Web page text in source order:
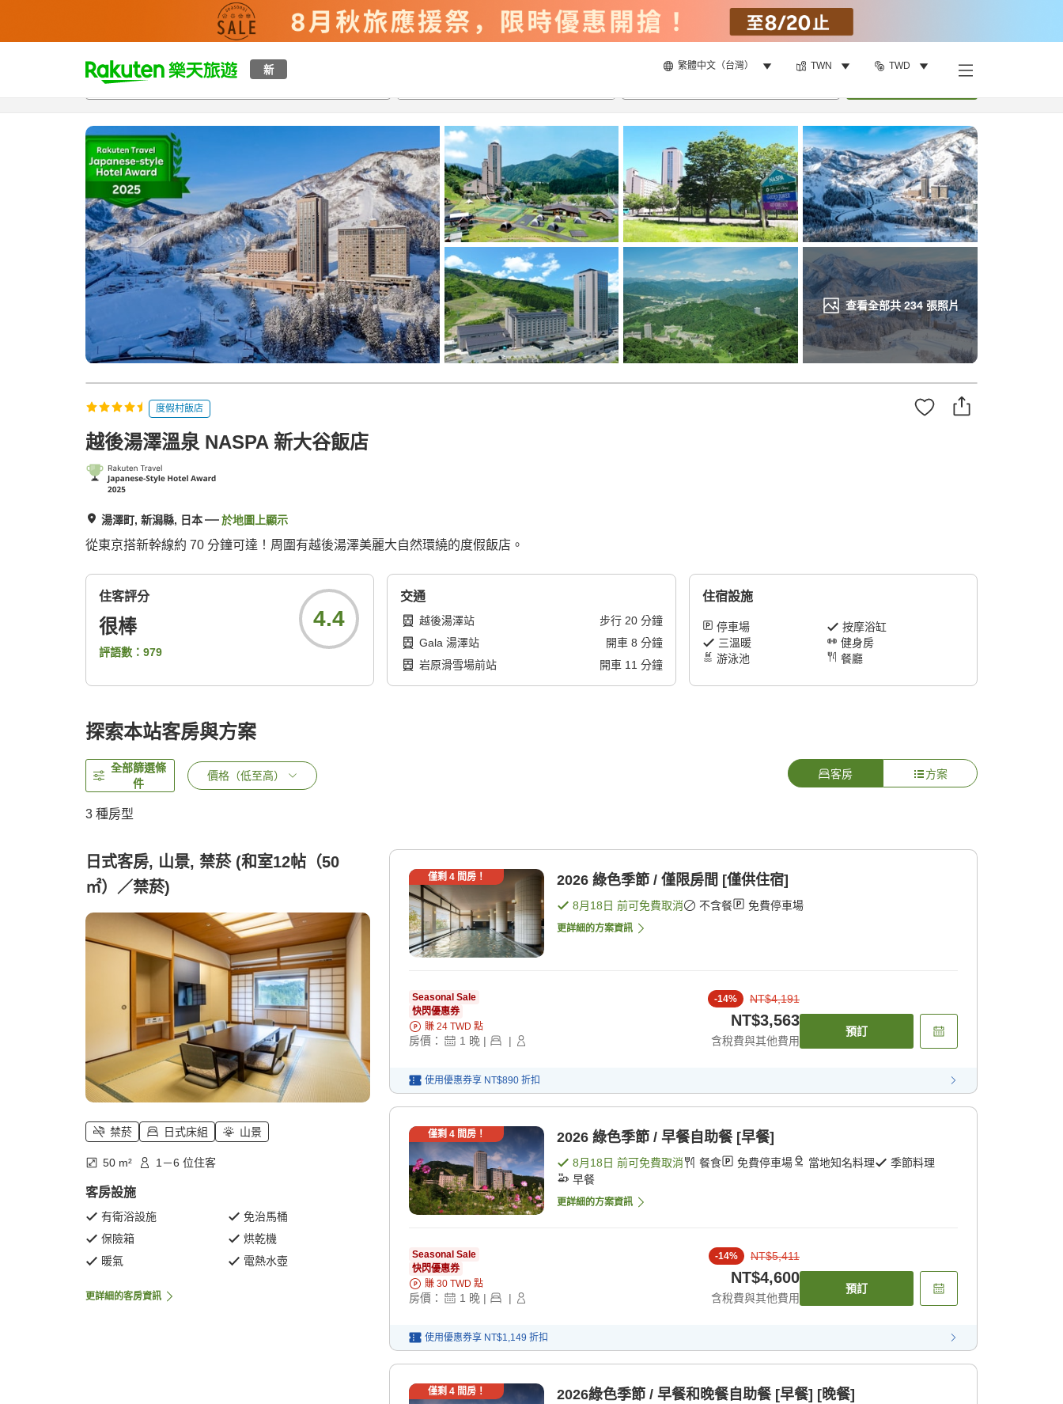
新 繁體中文（台灣） TWN TWD
t
p
a
g
e
_
s
e
a
r
c
h
查看全部共234張照片
總覽客房與方案評語設施
度假村飯店
越後湯澤溫泉 NASPA 新大谷飯店
湯澤町, 新潟縣, 日本 於地圖上顯示
從東京搭新幹線約 70 分鐘可達！周圍有越後湯澤美麗大自然環繞的度假飯店。
住客評分
很棒
評語數： 979
4.4
交通
越後湯澤站 步行 20分鐘
Gala 湯澤站
開車 8 分鐘
岩原滑雪場前站
開車 11 分鐘
住宿設施
停車場
按摩浴缸
三溫暖
健身房
游泳池
餐廳
探索本站客房與方案
全部篩選條
件
價格（低至高） 客房 方案
3 種房型
日式客房, 山景, 禁菸 (和室12帖（50
㎡）／禁菸)
禁菸 日式床組 山景
50 m² 1－6 位住客
客房設施
有衛浴設施
免治馬桶
保險箱
烘乾機
暖氣
電熱水壺
更詳細的客房資訊
僅剩 4間房！ 2026 綠色季節 / 僅限房間 [僅供住宿]
8月18日 前可免費取消 不含餐 免費停車場
更詳細的方案資訊
Seasonal Sale
快閃優惠券
賺 24 TWD 點
房價： 1 晚 | |
-14% NT$4,191
NT$3,563
含稅費與其他費用
預訂
使用優惠券享 NT$890 折扣
僅剩 4間房！ 2026 綠色季節 / 早餐自助餐 [早餐]
8月18日 前可免費取消 餐食 免費停車場 當地知名料理
季節料理
早餐
更詳細的方案資訊
Seasonal Sale
快閃優惠券
賺 30 TWD 點
房價： 1 晚 | |
-14% NT$5,411
NT$4,600
含稅費與其他費用
預訂
使用優惠券享 NT$1,149 折扣
僅剩 4間房！ 2026綠色季節 / 早餐和晚餐自助餐 [早餐] [晚餐]